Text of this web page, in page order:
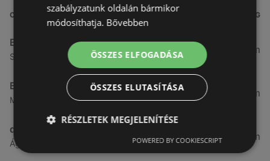
CÍM TÁVOLSÁG
Benu Gyógyszertárak
Soproni utca 18., 9423 Ágfalva
0,27 km
Benu Gyógyszertárak
Malompatak U.10, 9400 Sopron
2,55 km
dm
Ágfalvi út 4, 9400, 9400 Sopron
3,26 km
szabályzatunk oldalán bármikor
módosíthatja. Bővebben
ÖSSZES ELFOGADÁSA
ÖSSZES ELUTASÍTÁSA
RÉSZLETEK MEGJELENÍTÉSE
POWERED BY COOKIESCRIPT